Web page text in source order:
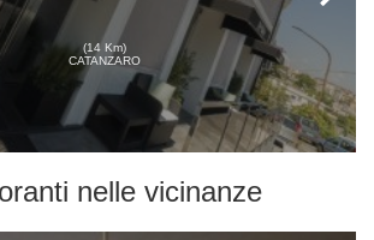
(14 Km)
CATANZARO
nelle vicinanze